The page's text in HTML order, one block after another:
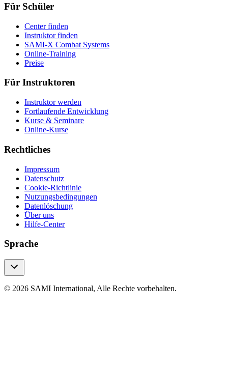
Für Schüler
Center finden
Instruktor finden
SAMI-X Combat Systems
Online-Training
Preise
Für Instruktoren
Instruktor werden
Fortlaufende Entwicklung
Kurse & Seminare
Online-Kurse
Rechtliches
Impressum
Datenschutz
Cookie-Richtlinie
Nutzungsbedingungen
Datenlöschung
Über uns
Hilfe-Center
Sprache
© 2026 SAMI International, Alle Rechte vorbehalten.